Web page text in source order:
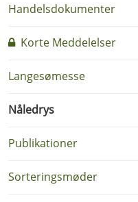
Handelsdokumenter
Korte Meddelelser
Langesømesse
Nåledrys
Publikationer
Sorteringsmøder